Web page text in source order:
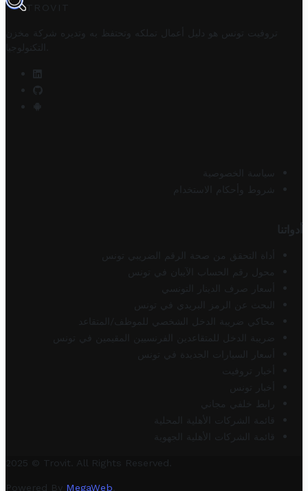
TROVIT
تروفيت تونس هو دليل أعمال تملكه وتحتفظ به وتديره
شركة مخزن
التكنولوجيا
سياسة الخصوصية
شروط وأحكام الاستخدام
أدواتنا
أداة التحقق من صحة الرقم الضريبي تونس
محول رقم الحساب الآيبان في تونس
أسعار صرف الدينار التونسي
البحث عن الرمز البريدي في تونس
محاكي ضريبة الدخل الشخصي للموظف/المتقاعد
ضريبة الدخل للمتقاعدين الفرنسيين المقيمين في تونس
أسعار السيارات الجديدة في تونس
أخبار تروفيت
أخبار تونس
رابط خلفي مجاني
قائمة الشركات الأهلية المحلية
قائمة الشركات الأهلية الجهوية
2025 © Trovit. All Rights Reserved.
Powered By MegaWeb